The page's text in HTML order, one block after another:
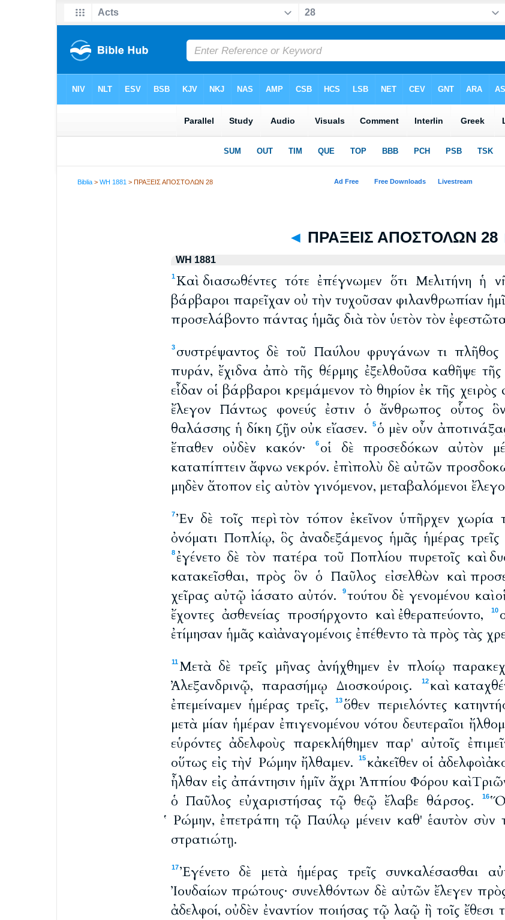
Biblia >WH 1881 > ΠΡΑΞΕΙΣ ΑΠΟΣΤΟΛΩΝ 28
◄ ΠΡΑΞΕΙΣ ΑΠΟΣΤΟΛΩΝ 28
WH 1881
1 Καὶ διασωθέντες τότε ἐπέγνωμεν ὅτι Μελιτήνη ἡ
βάρβαροι παρεῖχαν οὐ τὴν τυχοῦσαν φιλανθρωπίαν
προσελάβοντο πάντας ἡμᾶς διὰ τὸν ὑετὸν τὸν
3 συστρέψαντος δὲ τοῦ Παύλου φρυγάνων τι πλῆθος
πυράν, ἔχιδνα ἀπὸ τῆς θέρμης ἐξελθοῦσα καθῆψε τῆς
εἶδαν οἱ βάρβαροι κρεμάμενον τὸ θηρίον ἐκ τῆς
ἔλεγον Πάντως φονεύς ἐστιν ὁ ἄνθρωπος οὗτος
θαλάσσης ἡ δίκη ζῇν οὐκ εἴασεν.
5ὁ μὲν οὖν
ἔπαθεν οὐδὲν κακόν·
6 οἱ δὲ προσεδόκων αὐτὸν
καταπίπτειν ἄφνω νεκρόν. ἐπὶ πολὺ δὲ αὐτῶν
μηδὲν ἄτοπον εἰς αὐτὸν γινόμενον, μεταβαλόμενοι
7 Ἐν δὲ τοῖς περὶ τὸν τόπον ἐκεῖνον ὑπῆρχεν
ὀνόματι Ποπλίῳ, ὃς ἀναδεξάμενος ἡμᾶς ἡμέρας τρεῖς
8 ἐγένετο δὲ τὸν πατέρα τοῦ Ποπλίου πυρετοῖς καὶ
κατακεῖσθαι, πρὸς ὃν ὁ Παῦλος εἰσελθὼν καὶ
χεῖρας αὐτῷ ἰάσατο αὐτόν.
9τούτου δὲ γενομένου καὶ
ἔχοντες ἀσθενείας προσήρχοντο καὶ ἐθεραπεύοντο,
10
ἐτίμησαν ἡμᾶς καὶ ἀναγομένοις ἐπέθεντο τὰ πρὸς τὰς
11 Μετὰ δὲ τρεῖς μῆνας ἀνήχθημεν ἐν πλοίῳ
Ἀλεξανδρινῷ, παρασήμῳ Διοσκούροις.
12 καὶ
ἐπεμείναμεν ἡμέρας τρεῖς,
13ὅθεν περιελόντες
μετὰ μίαν ἡμέραν ἐπιγενομένου νότου δευτεραῖοι
εὑρόντες ἀδελφοὺς παρεκλήθημεν παρ' αὐτοῖς
οὕτως εἰς τὴν Ῥώμην ἤλθαμεν.
15κἀκεῖθεν οἱ ἀδελφοὶ
ἦλθαν εἰς ἀπάντησιν ἡμῖν ἄχρι Ἀππίου Φόρου καὶ
ὁ Παῦλος εὐχαριστήσας τῷ θεῷ ἔλαβε θάρσος.
16
Ῥώμην, ἐπετράπη τῷ Παύλῳ μένειν καθ' ἑαυτὸν σὺν
στρατιώτῃ.
17 Ἐγένετο δὲ μετὰ ἡμέρας τρεῖς συνκαλέσασθαι
Ἰουδαίων πρώτους· συνελθόντων δὲ αὐτῶν ἔλεγεν
ἀδελφοί, οὐδὲν ἐναντίον ποιήσας τῷ λαῷ ἢ τοῖς ἔθεσι